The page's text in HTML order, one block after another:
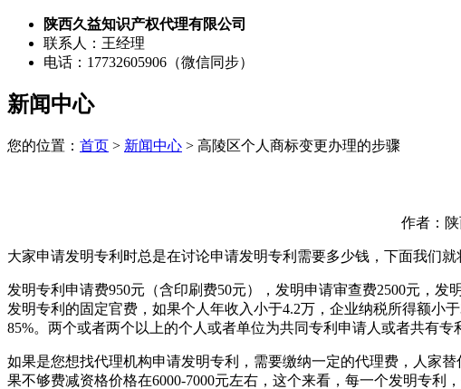
陕西久益知识产权代理有限公司
联系人：王经理
电话：17732605906（微信同步）
新闻中心
您的位置： 首页 > 新闻中心 > 高陵区个人商标变更办理的步骤
作者：陕
大家申请发明专利时总是在讨论申请发明专利需要多少钱，下面我们就
发明专利申请费950元（含印刷费50元），发明申请审查费2500元，
发明专利的固定官费，如果个人年收入小于4.2万，企业纳税所得额小
85%。两个或者两个以上的个人或者单位为共同专利申请人或者共有
如果是您想找代理机构申请发明专利，需要缴纳一定的代理费，人家
果不够费减资格价格在6000-7000元左右，这个来看，每一个发明专利